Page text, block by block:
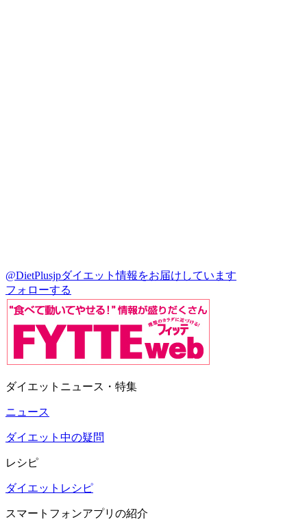
@DietPlusjpダイエット情報をお届けしています
フォローする
ダイエットニュース・特集
ニュース
ダイエット中の疑問
レシピ
ダイエットレシピ
スマートフォンアプリの紹介